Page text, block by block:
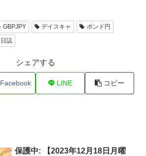
GBPJPY デイスキャ
ポンド円
日誌
シェアする
Facebook LINE コピー
保護中: 【2023年12月18日月曜